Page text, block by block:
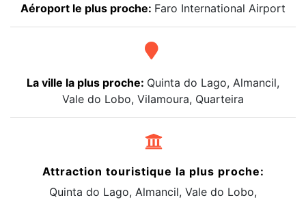
Aéroport le plus proche: Faro International Airport
La ville la plus proche: Quinta do Lago, Almancil,
Vale do Lobo, Vilamoura, Quarteira
Attraction touristique la plus proche:
Quinta do Lago, Almancil, Vale do Lobo,